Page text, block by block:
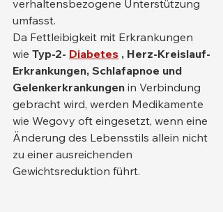
verhaltensbezogene Unterstützung
umfasst.
Da Fettleibigkeit mit Erkrankungen
wie Typ-2- Diabetes , Herz-Kreislauf-
Erkrankungen, Schlafapnoe und
Gelenkerkrankungen in Verbindung
gebracht wird, werden Medikamente
wie Wegovy oft eingesetzt, wenn eine
Änderung des Lebensstils allein nicht
zu einer ausreichenden
Gewichtsreduktion führt.